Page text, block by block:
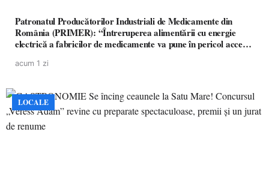
Patronatul Producătorilor Industriali de Medicamente din
România (PRIMER): “Întreruperea alimentării cu energie
electrică a fabricilor de medicamente va pune în pericol accesul
acum 1 zi
LOCALE